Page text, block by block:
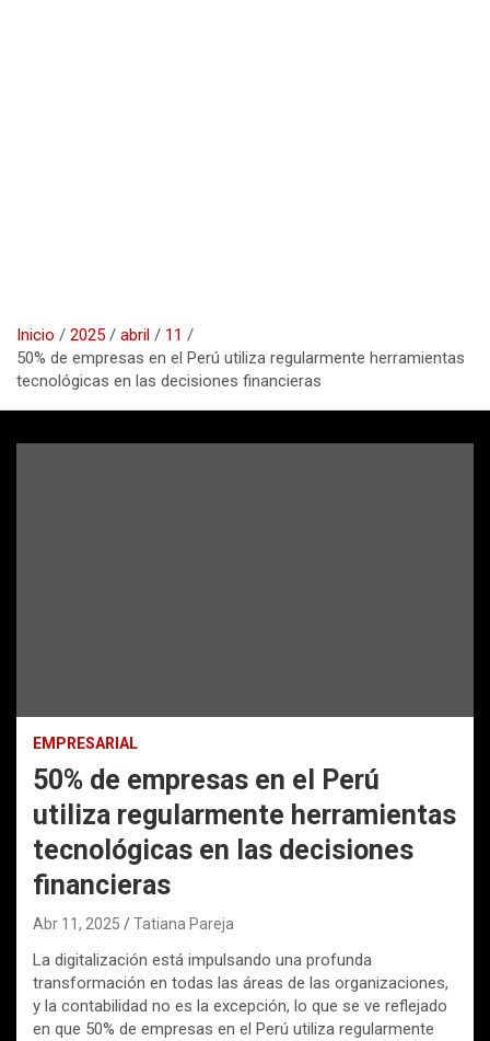
Inicio 2025 abril
11
50% de empresas en el Perú utiliza regularmente herramientas
tecnológicas en las decisiones financieras
EMPRESARIAL
50% de empresas en el Perú
utiliza regularmente herramientas
tecnológicas en las decisiones
financieras
Abr 11, 2025 Tatiana Pareja
La digitalización está impulsando una profunda
transformación en todas las áreas de las organizaciones,
y la contabilidad no es la excepción, lo que se ve reflejado
en que 50% de empresas en el Perú utiliza regularmente